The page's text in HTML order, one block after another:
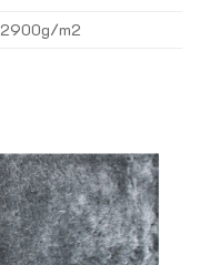
2900g/m2